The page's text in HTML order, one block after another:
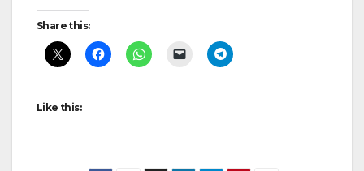
Post
navigation
Share this:
Like this: